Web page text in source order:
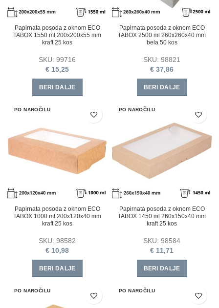
Papirnata posoda z oknom ECO
TABOX 1550 ml 200x200x55 mm
kraft 25 kos
SKU: 99716
€ 15,25
BERI DALJE
Papirnata posoda z oknom ECO
TABOX 2500 ml 260x260x40 mm
bela 50 kos
SKU: 98821
€ 37,86
BERI DALJE
PO NAROČILU
Papirnata posoda z oknom ECO
TABOX 1000 ml 200x120x40 mm
kraft 25 kos
SKU: 98582
€ 10,98
BERI DALJE
PO NAROČILU
Papirnata posoda z oknom ECO
TABOX 1450 ml 260x150x40 mm
kraft 25 kos
SKU: 98584
€ 11,71
BERI DALJE
PO NAROČILU PO NAROČILU